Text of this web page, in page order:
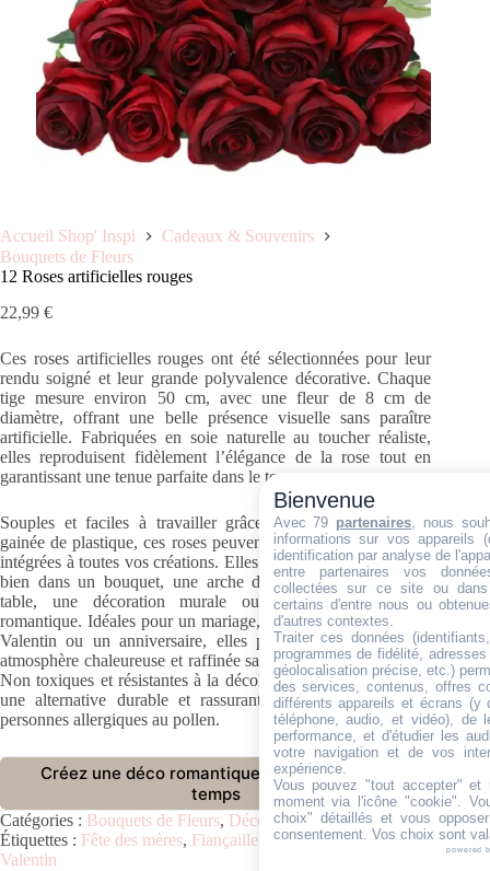
Accueil Shop' Inspi
Cadeaux & Souvenirs
Bouquets de Fleurs
12 Roses artificielles rouges
22,99 €
Ces roses artificielles rouges ont été sélectionnées pour leur
rendu soigné et leur grande polyvalence décorative. Chaque
tige mesure environ 50 cm, avec une fleur de 8 cm de
diamètre, offrant une belle présence visuelle sans paraître
artificielle. Fabriquées en soie naturelle au toucher réaliste,
elles reproduisent fidèlement l’élégance de la rose tout en
garantissant une tenue parfaite dans le temps.
Souples et faciles à travailler grâce à leur tige métallique
gainée de plastique, ces roses peuvent être coupées, pliées ou
intégrées à toutes vos créations. Elles trouvent leur place aussi
bien dans un bouquet, une arche de ballons, un centre de
table, une décoration murale ou une mise en scène
romantique. Idéales pour un mariage, des fiançailles, la Saint-
Valentin ou un anniversaire, elles permettent de créer une
atmosphère chaleureuse et raffinée sans contrainte d’entretien.
Non toxiques et résistantes à la décoloration, elles constituent
une alternative durable et rassurante, notamment pour les
personnes allergiques au pollen.
Créez une déco romantique qui dure dans le
temps
Catégories : Bouquets de Fleurs, Décoration de table
Étiquettes : Fête des mères, Fiançailles Mariage,Saint-
Valentin
Bienvenue
Avec 79 partenaires , nous
informations sur vos appareils
identification par analyse de
entre partenaires vos
collectées sur ce site ou
certains d'entre nous ou
d'autres contextes.
Traiter ces données
programmes de fidélité,
géolocalisation précise, etc.)
des services, contenus, offres
différents appareils et écrans (y
téléphone, audio, et vidéo), de
performance, et d'étudier les
votre navigation et de vos
expérience.
Vous pouvez "tout accepter" et
moment via l'icône "cookie" .
choix" détaillés et vous
consentement. Vos choix sont
powered